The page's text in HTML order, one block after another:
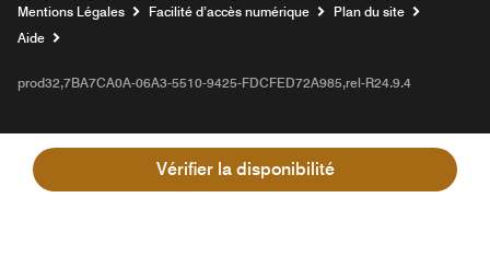
Vérifier la disponibilité
Mentions Légales
Facilité d’accès numérique
Plan du site
Aide
prod32,7BA7CA0A-06A3-5510-9425-FDCFED72A985,rel-R24.9.4